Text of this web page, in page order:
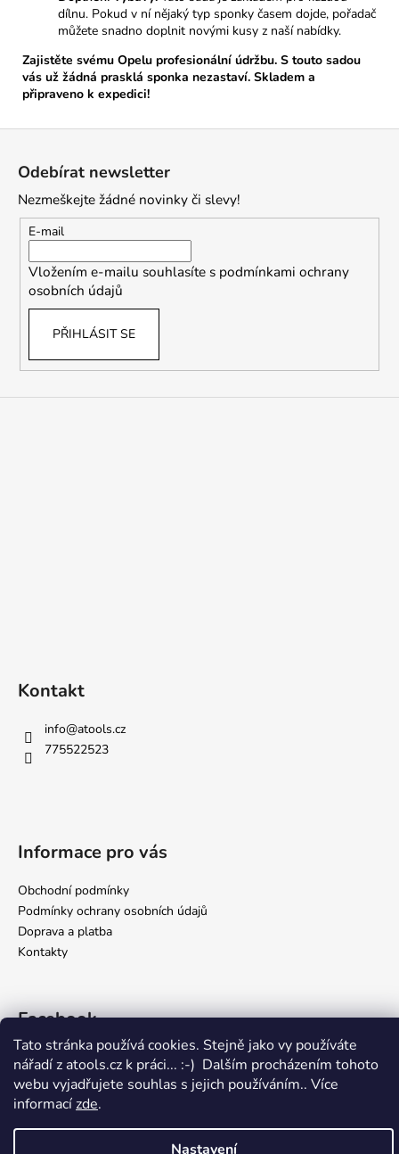
Tato stránka používá cookies. Stejně jako vy používáte
nářadí z atools.cz k práci... :-) Dalším procházením tohoto
webu vyjadřujete souhlas s jejich používáním.. Více
informacízde.
Nastavení
dílnu. Pokud v ní nějaký typ sponky časem dojde, pořadač
můžete snadno doplnit novými kusy z naší nabídky.
Zajistěte svému Opelu profesionální údržbu. S touto sadou
vás už žádná prasklá sponka nezastaví. Skladem a
připraveno k expedici!
Odebírat newsletter
Nezmeškejte žádné novinky či slevy!
E-mail
Vložením e-mailu souhlasíte s podmínkami ochrany
osobních údajů
PŘIHLÁSIT SE
Kontakt
info@atools.cz
775522523
Informace pro vás
Obchodní podmínky
Podmínky ochrany osobních údajů
Doprava a platba
Kontakty
Facebook
Copyright 2026atools.cz, internetový obchod s autodílenským
. Všechna práva vyhrazena.